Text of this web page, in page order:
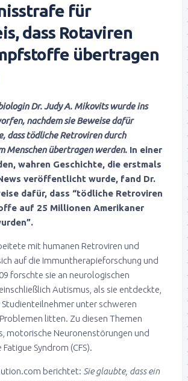
für
dass Rotaviren
übertragen
Dr. Judy A. Mikovits wurde ins
nachdem sie Beweise dafür
dass tödliche Retroviren durch
Menschen übertragen werden. In einer
wahren Geschichte, die erstmals
veröffentlicht wurde, fand Dr.
dafür, dass “tödliche Retroviren
auf 25 Millionen Amerikaner
mit humanen Retroviren und
auf die Immuntherapieforschung und
forschte sie an neurologischen
Autismus, als sie entdeckte,
Studienteilnehmer unter schweren
litten. Zu diesen Themen
motorische Neuronenstörungen und
Syndrom (CFS).
berichtet: Sie glaubte, dass ein